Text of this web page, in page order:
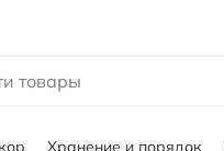
Хранение и порядок